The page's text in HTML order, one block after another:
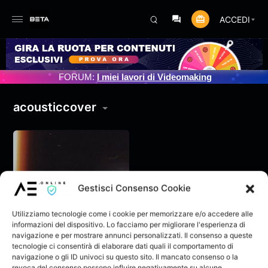
Gestisci Consenso Cookie
Utilizziamo tecnologie come i cookie per memorizzare e/o accedere alle
informazioni del dispositivo. Lo facciamo per migliorare l'esperienza di
navigazione e per mostrare annunci personalizzati. Il consenso a queste
tecnologie ci consentirà di elaborare dati quali il comportamento di
navigazione o gli ID univoci su questo sito. Il mancato consenso o la
ACCEDI
PROGRAMMATO 3/07/2025
FORUM: I miei lavori di Videomaking
acousticcover
Ma poi? · Mary J &